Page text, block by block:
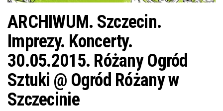
ARCHIWUM. Szczecin.
Imprezy. Koncerty.
30.05.2015. Różany Ogród
Sztuki @ Ogród Różany w
Szczecinie